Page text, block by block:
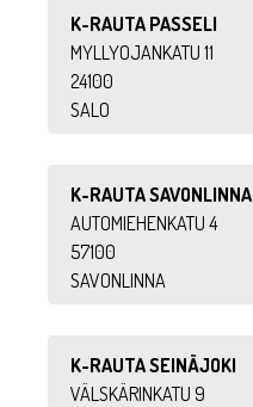
K-RAUTA PASSELI
MYLLYOJANKATU 11
24100
SALO
K-RAUTA SAVONLINNA
AUTOMIEHENKATU 4
57100
SAVONLINNA
K-RAUTA SEINÄJOKI
VÄLSKÄRINKATU 9